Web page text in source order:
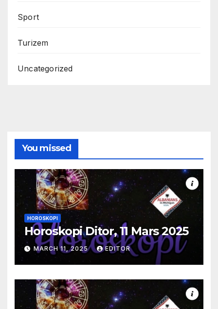
Sport
Turizem
Uncategorized
You missed
HOROSKOPI
Horoskopi Ditor, 11 Mars 2025
MARCH 11, 2025 EDITOR